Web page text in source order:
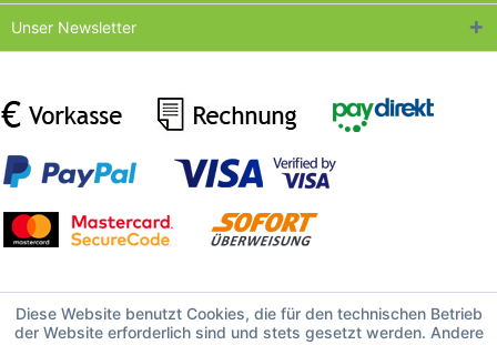
Unser Newsletter
Diese Website benutzt Cookies, die für den technischen Betrieb
der Website erforderlich sind und stets gesetzt werden. Andere